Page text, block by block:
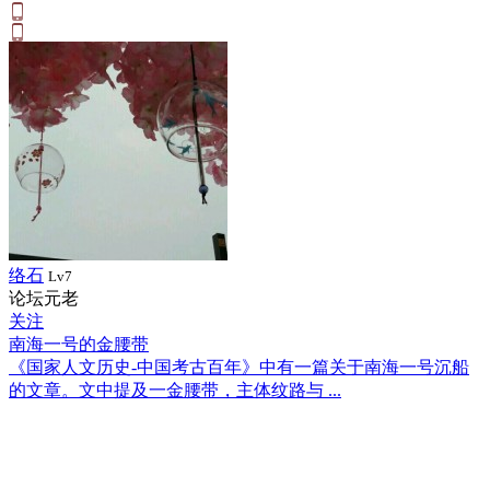
络石 Lv7
论坛元老
关注
南海一号的金腰带
《国家人文历史-中国考古百年》中有一篇关于南海一号沉船
的文章。文中提及一金腰带，主体纹路与 ...